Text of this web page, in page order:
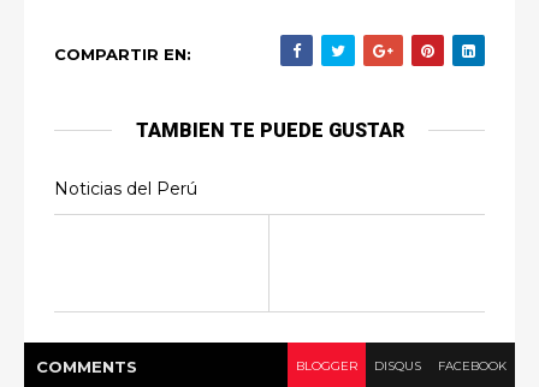
COMPARTIR EN:
TAMBIEN TE PUEDE GUSTAR
Noticias del Perú
COMMENTS BLOGGER DISQUS FACEBOOK